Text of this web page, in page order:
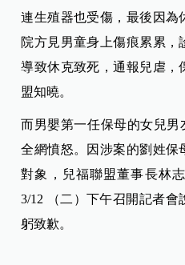
連生殖器也受傷，最後因為
院方見男童身上傷痕累累，
導致休克致死，通報兒虐，
盟知曉。
而男嬰第一任保母的女兒男
全網憤怒。因涉案的劉姓保
對象，兒福聯盟董事長林
3/12 （二）下午召開記者
躬致歉。